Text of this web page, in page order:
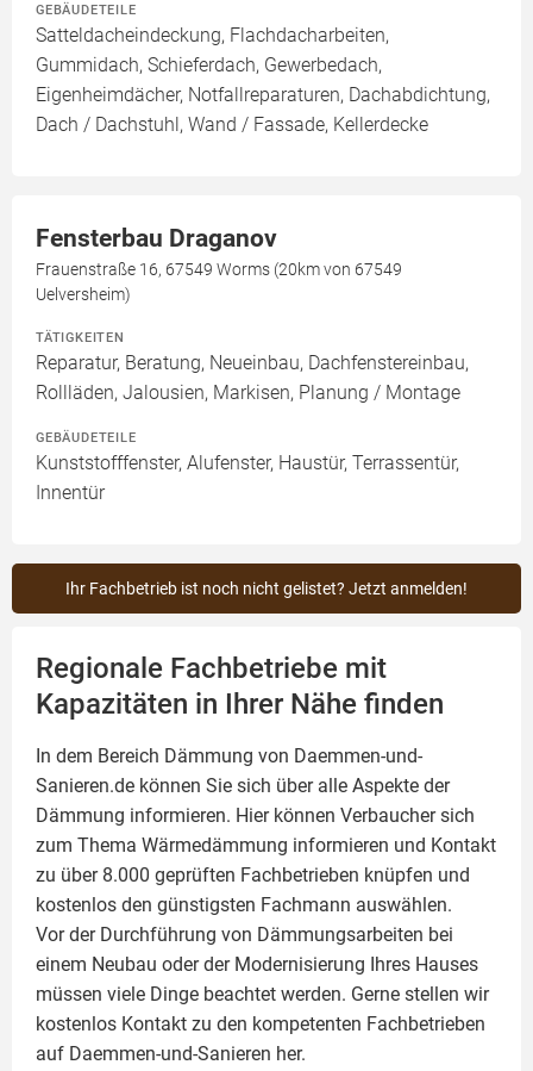
GEBÄUDETEILE
Satteldacheindeckung, Flachdacharbeiten,
Gummidach, Schieferdach, Gewerbedach,
Eigenheimdächer, Notfallreparaturen, Dachabdichtung,
Dach / Dachstuhl, Wand / Fassade, Kellerdecke
Fensterbau Draganov
Frauenstraße 16, 67549 Worms (20km von 67549
Uelversheim)
TÄTIGKEITEN
Reparatur, Beratung, Neueinbau, Dachfenstereinbau,
Rollläden, Jalousien, Markisen, Planung / Montage
GEBÄUDETEILE
Kunststofffenster, Alufenster, Haustür, Terrassentür,
Innentür
Ihr Fachbetrieb ist noch nicht gelistet? Jetzt anmelden!
Regionale Fachbetriebe mit
Kapazitäten in Ihrer Nähe finden
In dem Bereich Dämmung von Daemmen-und-
Sanieren.de können Sie sich über alle Aspekte der
Dämmung informieren. Hier können Verbaucher sich
zum Thema Wärmedämmung informieren und Kontakt
zu über 8.000 geprüften Fachbetrieben knüpfen und
kostenlos den günstigsten Fachmann auswählen.
Vor der Durchführung von Dämmungsarbeiten bei
einem Neubau oder der Modernisierung Ihres Hauses
müssen viele Dinge beachtet werden. Gerne stellen wir
kostenlos Kontakt zu den kompetenten Fachbetrieben
auf Daemmen-und-Sanieren her.